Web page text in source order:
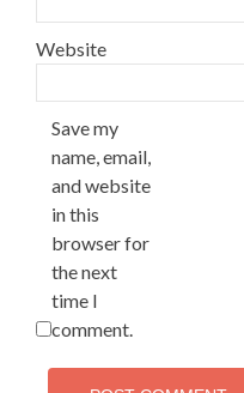
Website
Save my
name, email,
and website
in this
browser for
the next
time I
comment.